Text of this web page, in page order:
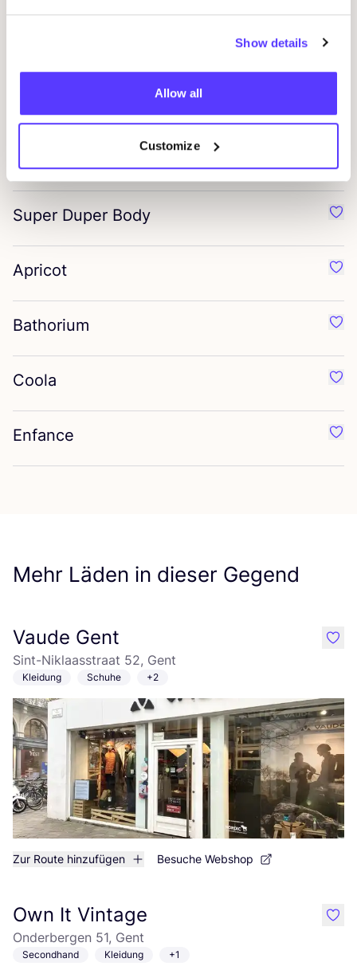
Show details
Allow all
Customize
Super Duper Body
Apricot
Bathorium
Coola
Enfance
Mehr Läden in dieser Gegend
Vaude Gent
Sint-Niklaasstraat 52, Gent
Kleidung Schuhe +2
Zur Route hinzufügen Besuche Webshop
like
Own It Vintage
Onderbergen 51, Gent
Secondhand Kleidung +1
like